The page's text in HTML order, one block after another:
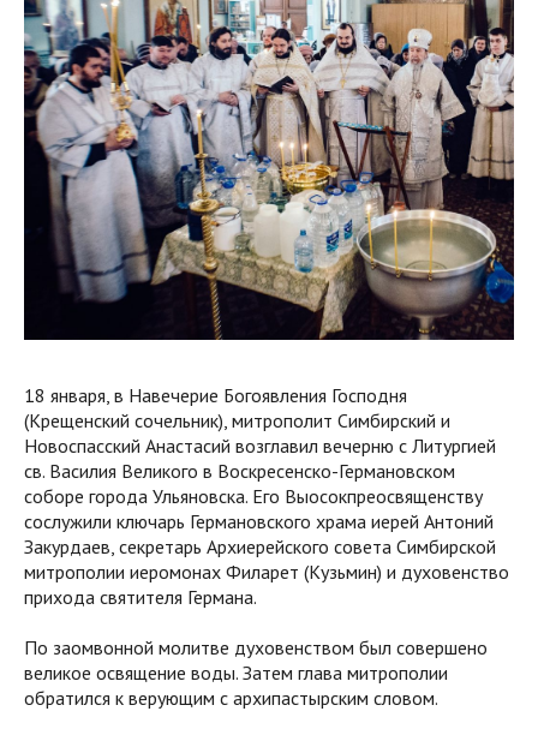
18 января, в Навечерие Богоявления Господня
(Крещенский сочельник), митрополит Симбирский и
Новоспасский Анастасий возглавил вечерню с Литургией
св. Василия Великого в Воскресенско-Германовском
соборе города Ульяновска. Его Выосокпреосвященству
сослужили ключарь Германовского храма иерей Антоний
Закурдаев, секретарь Архиерейского совета Симбирской
митрополии иеромонах Филарет (Кузьмин) и духовенство
прихода святителя Германа.
По заомвонной молитве духовенством был совершено
великое освящение воды. Затем глава митрополии
обратился к верующим с архипастырским словом.